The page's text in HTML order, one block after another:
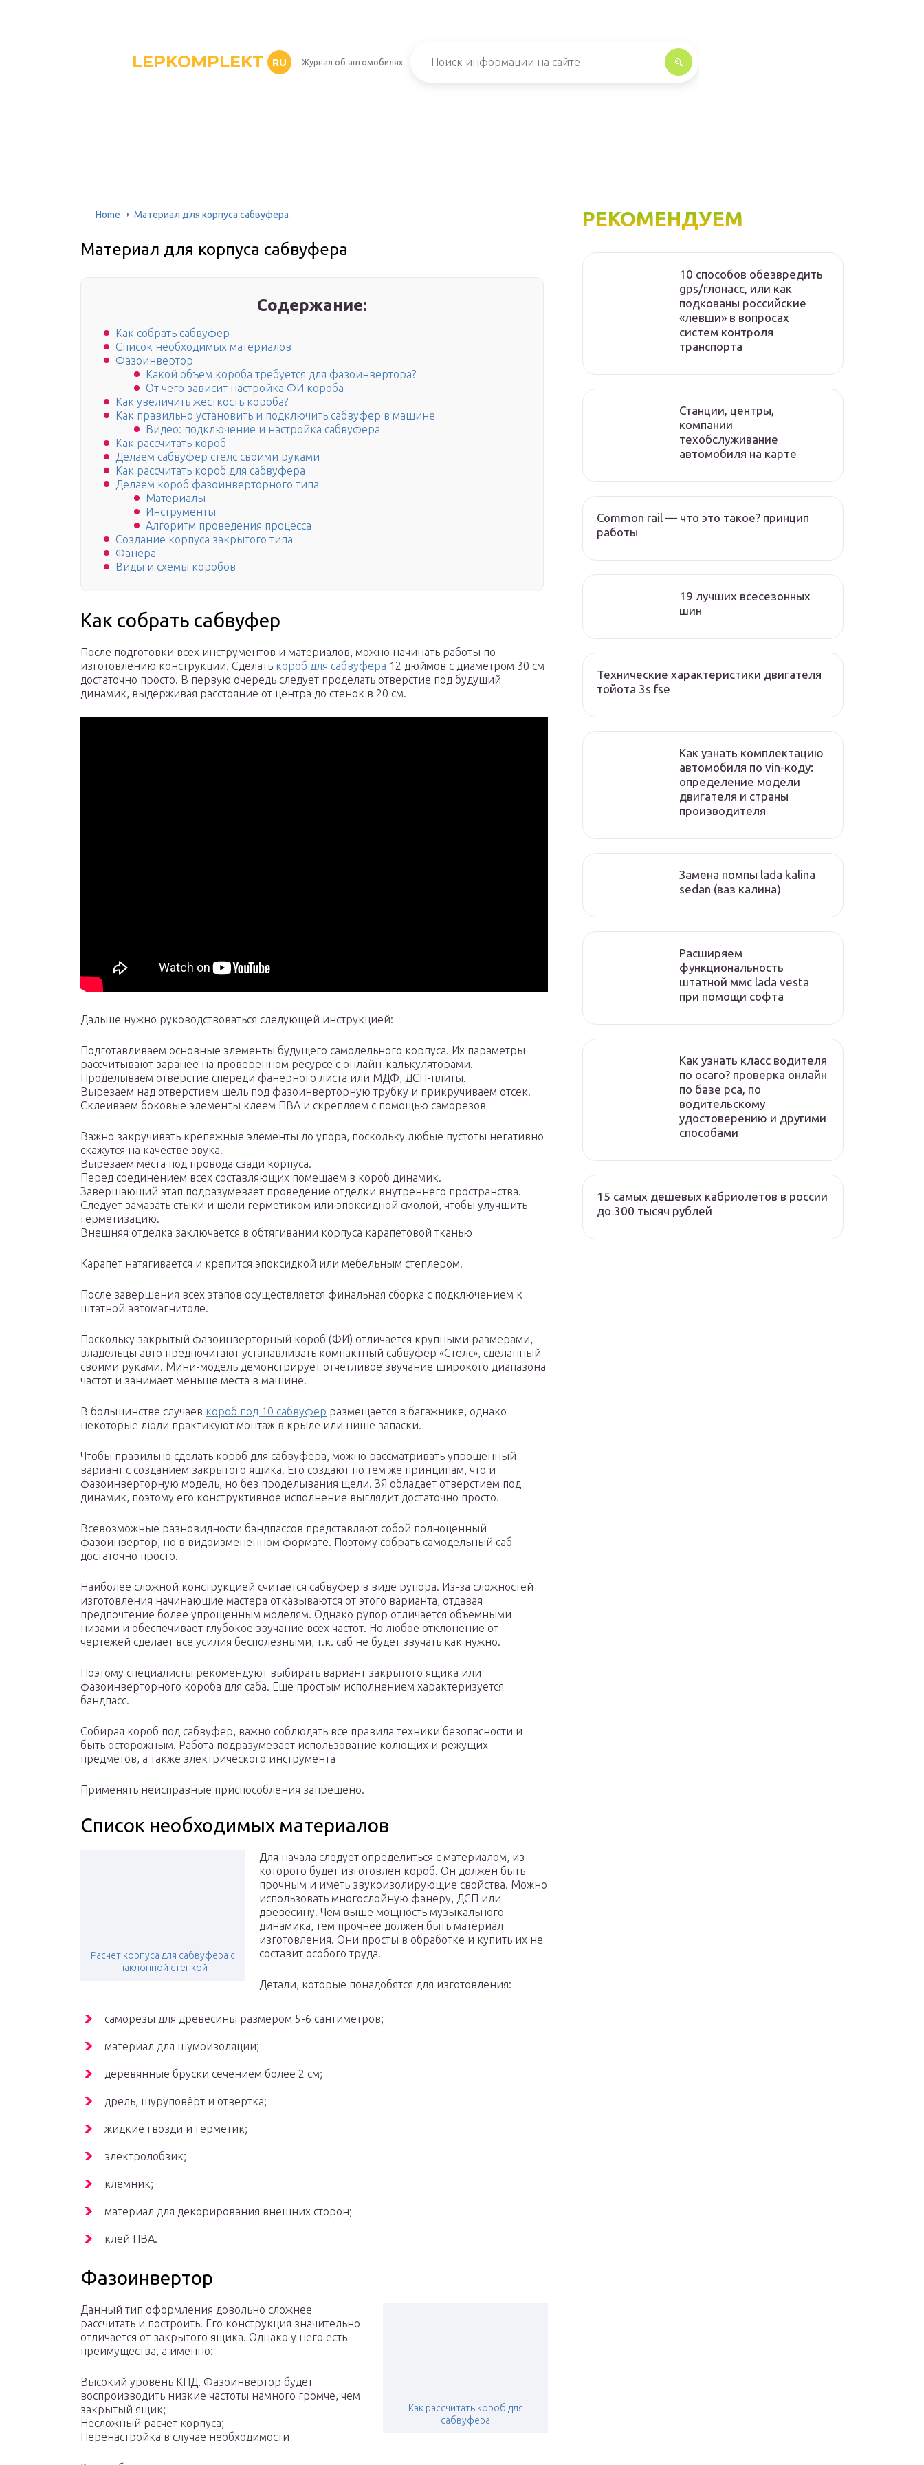
LEPKOMPLEKT RU Журнал об автомобилях
Home Материал для корпуса сабвуфера
Материал для корпуса сабвуфера
Содержание:
Как собрать сабвуфер
Список необходимых материалов
Фазоинвертор
Какой объем короба требуется для фазоинвертора?
От чего зависит настройка ФИ короба
Как увеличить жесткость короба?
Как правильно установить и подключить сабвуфер в машине
Видео: подключение и настройка сабвуфера
Как рассчитать короб
Делаем сабвуфер стелс своими руками
Как рассчитать короб для сабвуфера
Делаем короб фазоинверторного типа
Материалы
Инструменты
Алгоритм проведения процесса
Создание корпуса закрытого типа
Фанера
Виды и схемы коробов
Как собрать сабвуфер
После подготовки всех инструментов и материалов, можно начинать работы по
изготовлению конструкции. Сделать короб для сабвуфера 12 дюймов с диаметром 30 см
достаточно просто. В первую очередь следует проделать отверстие под будущий
динамик, выдерживая расстояние от центра до стенок в 20 см.
Дальше нужно руководствоваться следующей инструкцией:
Подготавливаем основные элементы будущего самодельного корпуса. Их параметры
рассчитывают заранее на проверенном ресурсе с онлайн-калькуляторами.
Проделываем отверстие спереди фанерного листа или МДФ, ДСП-плиты.
Вырезаем над отверстием щель под фазоинверторную трубку и прикручиваем отсек.
Склеиваем боковые элементы клеем ПВА и скрепляем с помощью саморезов
Важно закручивать крепежные элементы до упора, поскольку любые пустоты негативно
скажутся на качестве звука.
Вырезаем места под провода сзади корпуса.
Перед соединением всех составляющих помещаем в короб динамик.
Завершающий этап подразумевает проведение отделки внутреннего пространства.
Следует замазать стыки и щели герметиком или эпоксидной смолой, чтобы улучшить
герметизацию.
Внешняя отделка заключается в обтягивании корпуса карапетовой тканью
Карапет натягивается и крепится эпоксидкой или мебельным степлером.
После завершения всех этапов осуществляется финальная сборка с подключением к
штатной автомагнитоле.
Поскольку закрытый фазоинверторный короб (ФИ) отличается крупными размерами,
владельцы авто предпочитают устанавливать компактный сабвуфер «Стелс», сделанный
своими руками. Мини-модель демонстрирует отчетливое звучание широкого диапазона
частот и занимает меньше места в машине.
В большинстве случаев короб под 10 сабвуфер размещается в багажнике, однако
некоторые люди практикуют монтаж в крыле или нише запаски.
Чтобы правильно сделать короб для сабвуфера, можно рассматривать упрощенный
вариант с созданием закрытого ящика. Его создают по тем же принципам, что и
фазоинверторную модель, но без проделывания щели. ЗЯ обладает отверстием под
динамик, поэтому его конструктивное исполнение выглядит достаточно просто.
Всевозможные разновидности бандпассов представляют собой полноценный
фазоинвертор, но в видоизмененном формате. Поэтому собрать самодельный саб
достаточно просто.
Наиболее сложной конструкцией считается сабвуфер в виде рупора. Из-за сложностей
изготовления начинающие мастера отказываются от этого варианта, отдавая
предпочтение более упрощенным моделям. Однако рупор отличается объемными
низами и обеспечивает глубокое звучание всех частот. Но любое отклонение от
чертежей сделает все усилия бесполезными, т.к. саб не будет звучать как нужно.
Поэтому специалисты рекомендуют выбирать вариант закрытого ящика или
фазоинверторного короба для саба. Еще простым исполнением характеризуется
бандпасс.
Собирая короб под сабвуфер, важно соблюдать все правила техники безопасности и
быть осторожным. Работа подразумевает использование колющих и режущих
предметов, а также электрического инструмента
Применять неисправные приспособления запрещено.
Список необходимых материалов
Расчет корпуса для сабвуфера с
наклонной стенкой
Для начала следует определиться с материалом, из
которого будет изготовлен короб. Он должен быть
прочным и иметь звукоизолирующие свойства. Можно
использовать многослойную фанеру, ДСП или
древесину. Чем выше мощность музыкального
динамика, тем прочнее должен быть материал
изготовления. Они просты в обработке и купить их не
составит особого труда.
Детали, которые понадобятся для изготовления:
саморезы для древесины размером 5-6 сантиметров;
материал для шумоизоляции;
деревянные бруски сечением более 2 см;
дрель, шуруповёрт и отвертка;
жидкие гвозди и герметик;
электролобзик;
клемник;
материал для декорирования внешних сторон;
клей ПВА.
Фазоинвертор
Как рассчитать короб для
сабвуфера
Данный тип оформления довольно сложнее
рассчитать и построить. Его конструкция значительно
отличается от закрытого ящика. Однако у него есть
преимущества, а именно:
Высокий уровень КПД. Фазоинвертор будет
воспроизводить низкие частоты намного громче, чем
закрытый ящик;
Несложный расчет корпуса;
Перенастройка в случае необходимости
РЕКОМЕНДУЕМ
10 способов обезвредить
gps/глонасс, или как
подкованы российские
«левши» в вопросах
систем контроля
транспорта
Станции, центры,
компании
техобслуживание
автомобиля на карте
Common rail — что это такое? принцип
работы
19 лучших всесезонных
шин
Технические характеристики двигателя
тойота 3s fse
Как узнать комплектацию
автомобиля по vin-коду:
определение модели
двигателя и страны
производителя
Замена помпы lada kalina
sedan (ваз калина)
Расширяем
функциональность
штатной ммс lada vesta
при помощи софта
Как узнать класс водителя
по осаго? проверка онлайн
по базе рса, по
водительскому
удостоверению и другими
способами
15 самых дешевых кабриолетов в россии
до 300 тысяч рублей